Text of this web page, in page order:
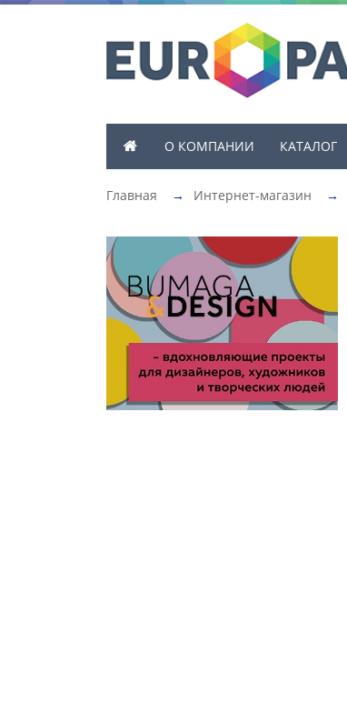
О КОМПАНИИ КАТАЛОГ
Главная → Интернет-магазин →